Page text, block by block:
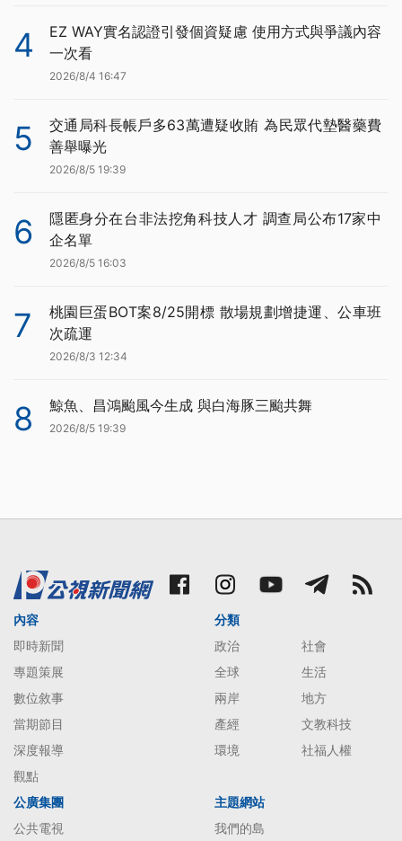
4
EZ WAY實名認證引發個資疑慮 使用方式與爭議內容
一次看
2026/8/4 16:47
5
交通局科長帳戶多63萬遭疑收賄 為民眾代墊醫藥費
善舉曝光
2026/8/5 19:39
6
隱匿身分在台非法挖角科技人才 調查局公布17家中
企名單
2026/8/5 16:03
7
桃園巨蛋BOT案8/25開標 散場規劃增捷運、公車班
次疏運
2026/8/3 12:34
8 鯨魚、昌鴻颱風今生成 與白海豚三颱共舞
2026/8/5 19:39
內容
即時新聞
專題策展
數位敘事
當期節目
深度報導
觀點
分類
政治
社會
全球
生活
兩岸
地方
產經
文教科技
環境
社福人權
公廣集團
公共電視
主題網站
我們的島